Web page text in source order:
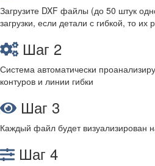
Загрузите DXF файлы (до 50 штук
загрузки, если детали с гибкой, то их
Шаг 2
Система автоматически
контуров и линии гибки
Шаг 3
Каждый файл будет визуализирован
Шаг 4